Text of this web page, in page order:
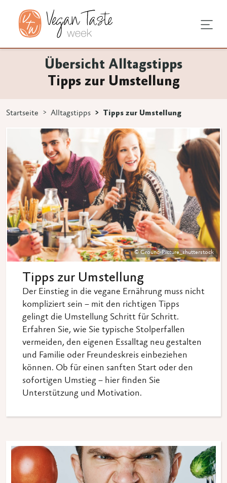
Übersicht Alltagstipps
Tipps zur Umstellung
Startseite Alltagstipps Tipps zur Umstellung
© Ground-Picture_shutterstock
Tipps zur Umstellung
Der Einstieg in die vegane Ernährung muss nicht
kompliziert sein – mit den richtigen Tipps
gelingt die Umstellung Schritt für Schritt.
Erfahren Sie, wie Sie typische Stolperfallen
vermeiden, den eigenen Essalltag neu gestalten
und Familie oder Freundeskreis einbeziehen
können. Ob für einen sanften Start oder den
sofortigen Umstieg – hier finden Sie
Unterstützung und Motivation.